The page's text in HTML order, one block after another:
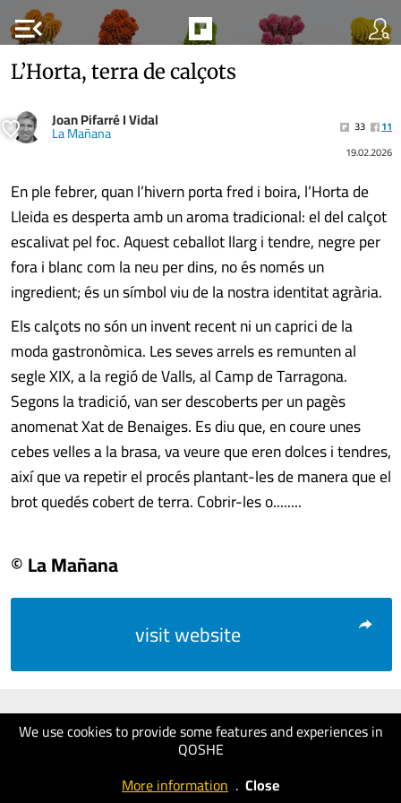
menu_open
We use cookies to provide some features and experiences in
QOSHE
More information . Close
L’Horta, terra de calçots
Joan Pifarré I Vidal
La Mañana 33
11
19.02.2026
En ple febrer, quan l’hivern porta fred i boira, l’Horta de
Lleida es desperta amb un aroma tradicional: el del calçot
escalivat pel foc. Aquest ceballot llarg i tendre, negre per
fora i blanc com la neu per dins, no és només un
ingredient; és un símbol viu de la nostra identitat agrària.
Els calçots no són un invent recent ni un caprici de la
moda gastronòmica. Les seves arrels es remunten al
segle XIX, a la regió de Valls, al Camp de Tarragona.
Segons la tradició, van ser descoberts per un pagès
anomenat Xat de Benaiges. Es diu que, en coure unes
cebes velles a la brasa, va veure que eren dolces i tendres,
així que va repetir el procés plantant-les de manera que el
brot quedés cobert de terra. Cobrir-les o........
© La Mañana
visit website